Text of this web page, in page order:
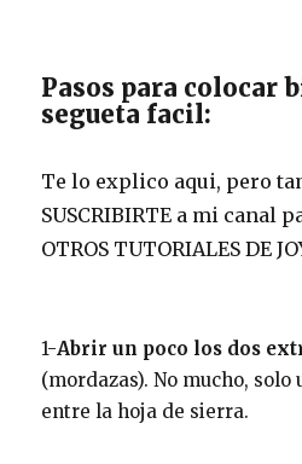
Pasos para colocar
segueta facil:
Te lo explico aqui, pero
SUSCRIBIRTE a mi canal
OTROS TUTORIALES DE
1-Abrir un poco los dos
(mordazas). No mucho, solo
entre la hoja de sierra.